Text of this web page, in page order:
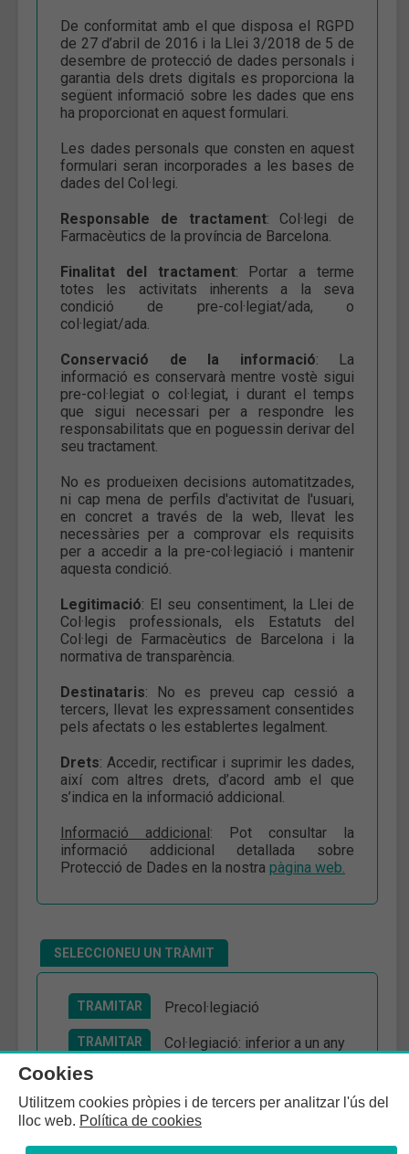
De conformitat amb el que disposa el RGPD
de 27 d’abril de 2016 i la Llei 3/2018 de 5 de
desembre de protecció de dades personals i
garantia dels drets digitals es proporciona la
següent informació sobre les dades que ens
ha proporcionat en aquest formulari.
Les dades personals que consten en aquest
formulari seran incorporades a les bases de
dades del Col·legi.
Responsable de tractament: Col·legi de
Farmacèutics de la província de Barcelona.
Finalitat del tractament: Portar a terme
totes les activitats inherents a la seva
condició de pre-col·legiat/ada, o
col·legiat/ada.
Conservació de la informació: La
informació es conservarà mentre vostè sigui
pre-col·legiat o col·legiat, i durant el temps
que sigui necessari per a respondre les
responsabilitats que en poguessin derivar del
seu tractament.
No es produeixen decisions automatitzades,
ni cap mena de perfils d'activitat de l'usuari,
en concret a través de la web, llevat les
necessàries per a comprovar els requisits
per a accedir a la pre-col·legiació i mantenir
aquesta condició.
Legitimació: El seu consentiment, la Llei de
Col·legis professionals, els Estatuts del
Col·legi de Farmacèutics de Barcelona i la
normativa de transparència.
Destinataris: No es preveu cap cessió a
tercers, llevat les expressament consentides
pels afectats o les establertes legalment.
Drets: Accedir, rectificar i suprimir les dades,
així com altres drets, d’acord amb el que
s’indica en la informació addicional.
Informació addicional: Pot consultar la
informació addicional detallada sobre
Protecció de Dades en la nostra pàgina web.
SELECCIONEU UN TRÀMIT
TRAMITAR Precol·legiació
TRAMITAR
Col·legiació: inferior a un any
TRAMITAR
Col·legiació: provinent d'un
altre col·legi
TRAMITAR Col·legiació: alta
Cookies
Utilitzem cookies pròpies i de tercers per analitzar l'ús del
lloc web. Política de cookies